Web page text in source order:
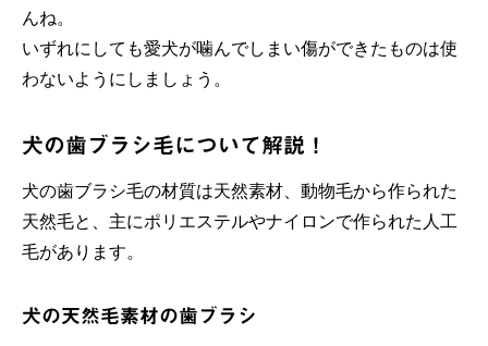
んね。
いずれにしても愛犬が噛んでしまい傷ができたものは使
わないようにしましょう。
犬の歯ブラシ毛について解説！
犬の歯ブラシ毛の材質は天然素材、動物毛から作られた
天然毛と、主にポリエステルやナイロンで作られた人工
毛があります。
犬の天然毛素材の歯ブラシ